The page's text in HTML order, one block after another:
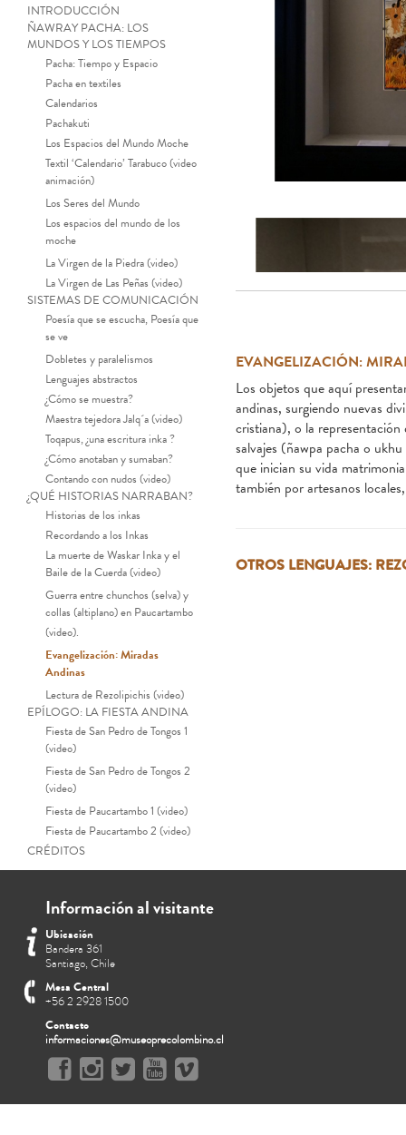
INTRODUCCIÓN
ÑAWRAY PACHA: LOS
MUNDOS Y LOS TIEMPOS
Pacha: Tiempo y Espacio
Pacha en textiles
Calendarios
Pachakuti
Los Espacios del Mundo Moche
Textil ‘Calendario’ Tarabuco (video
animación)
Los Seres del Mundo
Los espacios del mundo de los
moche
La Virgen de la Piedra (video)
La Virgen de Las Peñas (video)
SISTEMAS DE COMUNICACIÓN
Poesía que se escucha, Poesía que
se ve
Dobletes y paralelismos
Lenguajes abstractos
¿Cómo se muestra?
Maestra tejedora Jalq´a (video)
Toqapus, ¿una escritura inka ?
¿Cómo anotaban y sumaban?
Contando con nudos (video)
¿QUÉ HISTORIAS NARRABAN?
Historias de los inkas
Recordando a los Inkas
La muerte de Waskar Inka y el
Baile de la Cuerda (video)
Guerra entre chunchos (selva) y
collas (altiplano) en Paucartambo
(video).
Evangelización: Miradas
Andinas
Lectura de Rezolipichis (video)
EPÍLOGO: LA FIESTA ANDINA
Fiesta de San Pedro de Tongos 1
(video)
Fiesta de San Pedro de Tongos 2
(video)
Fiesta de Paucartambo 1 (video)
Fiesta de Paucartambo 2 (video)
CRÉDITOS
EVANGELIZACIÓN:
Los objetos que aquí
andinas, surgiendo nuevas
cristiana), o la
salvajes (ñawpa pacha o
que inician su vida
también por artesanos
OTROS LENGUAJES:
Información al visitante
Ubicación
Bandera 361
Santiago, Chile
Mesa Central
+56 2 2928 1500
Contacto
informaciones@museoprecolombino.cl